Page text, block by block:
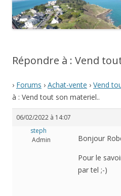
Répondre à : Vend
› Forums › Achat-vente › Vend
à : Vend tout son materiel..
06/02/2022 à 14:07
steph
Admin
Bonjour
Pour le
par tel ;-)